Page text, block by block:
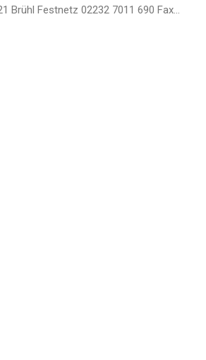
Brühl Festnetz 02232 7011 690 Fax…